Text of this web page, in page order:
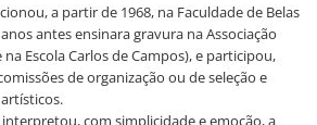
a partir de 1968, na Faculdade de Belas
antes ensinara gravura na Associação
na Escola Carlos de Campos), e participou,
de organização ou de seleção e
com simplicidade e emoção, a